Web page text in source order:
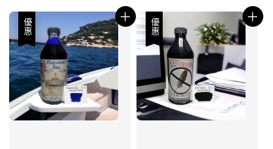
優惠 優惠